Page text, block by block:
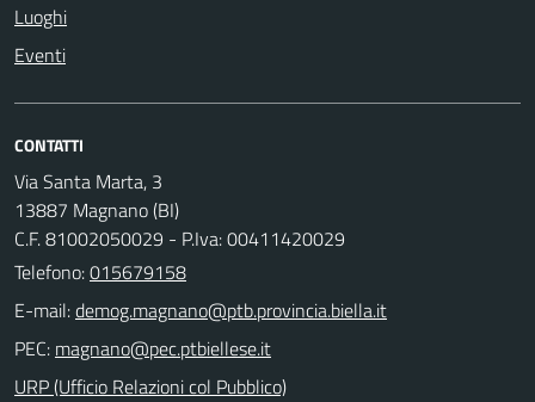
Luoghi
Eventi
CONTATTI
Via Santa Marta, 3
13887 Magnano (BI)
C.F. 81002050029 - P.Iva: 00411420029
Telefono:015679158
E-mail:
PEC:
URP (Ufficio Relazioni col Pubblico)